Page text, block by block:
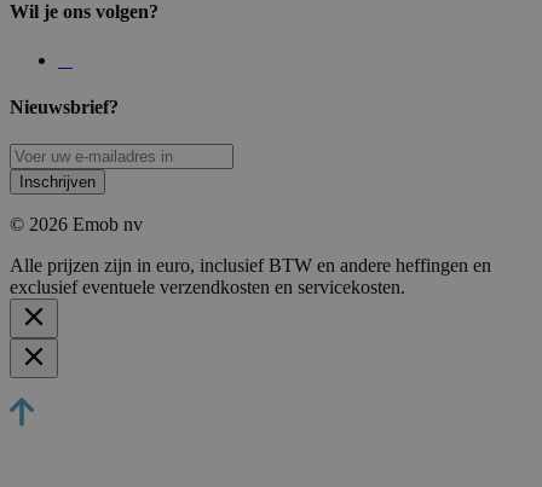
Wil je ons volgen?
Nieuwsbrief?
Inschrijven
© 2026 Emob nv
Alle prijzen zijn in euro, inclusief BTW en andere heffingen en
exclusief eventuele verzendkosten en servicekosten.